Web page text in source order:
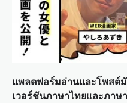
แพลตฟอร์มอ่านและโพสต์มั
เวอร์ชันภาษาไทยและภาษ